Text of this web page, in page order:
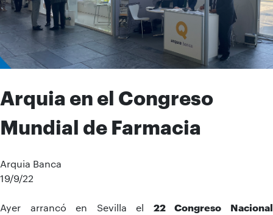
Arquia en el Congreso
Mundial de Farmacia
Arquia Banca
19/9/22
Ayer arrancó en Sevilla el 22 Congreso Nacional